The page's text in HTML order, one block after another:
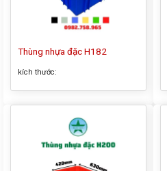
Thùng nhựa đặc H182
kích thước: